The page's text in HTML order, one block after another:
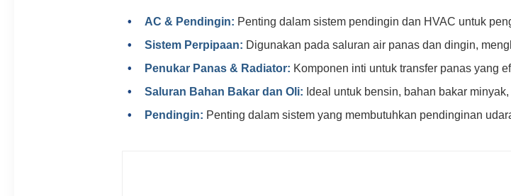
AC & Pendingin: Penting dalam sistem pendingin dan HVAC untuk
Sistem Perpipaan: Digunakan pada saluran air panas dan dingin,
Penukar Panas & Radiator: Komponen inti untuk transfer panas yang
Saluran Bahan Bakar dan Oli: Ideal untuk bensin, bahan bakar
Pendingin: Penting dalam sistem yang membutuhkan pendinginan